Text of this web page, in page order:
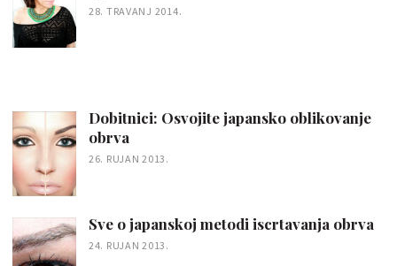
28. TRAVANJ 2014.
Dobitnici: Osvojite japansko oblikovanje
obrva
26. RUJAN 2013.
Sve o japanskoj metodi iscrtavanja obrva
24. RUJAN 2013.